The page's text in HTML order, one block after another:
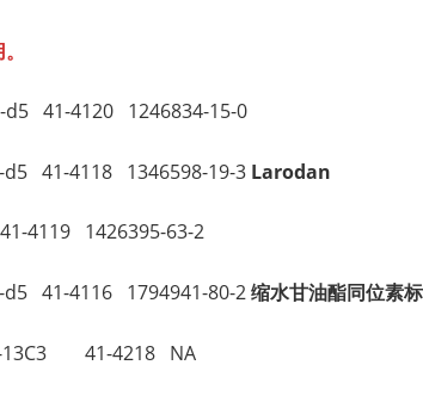
41-4120 1246834-15-0
41-4118 1346598-19-3 Larodan
4119 1426395-63-2
41-4116 1794941-80-2缩水甘油酯同位素
-13C3 41-4218 NA